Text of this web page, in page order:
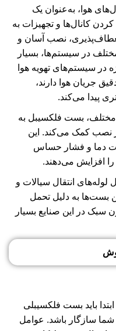
هوا، به‌عنوان یک
کانال‌ها و تجهیزات به
نصب آسان و
مختلف در سیستم‌ها، بسیار
در سیستم‌های تهویه هوا
جریان هوا دارند،
پیدا می‌کند.
بست‌ فلکسیبل به
نصب کمک می‌کند. این
دما و فشار حساس
افزایش می‌دهند.
لوله‌های انتقال سیالات و
بست‌ها به دلیل تحمل
در این صنایع بسیار
باید بست فلکسیبلی
شما سازگار باشد. عوامل